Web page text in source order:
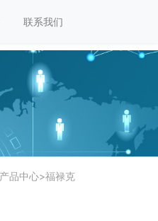
联系我们
产品中心>福禄克